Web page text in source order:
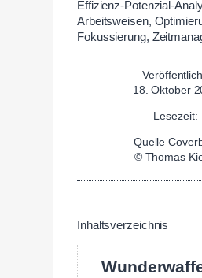
18. Oktober
Lesezeit:
Quelle
© Thomas
Inhaltsverzeichnis